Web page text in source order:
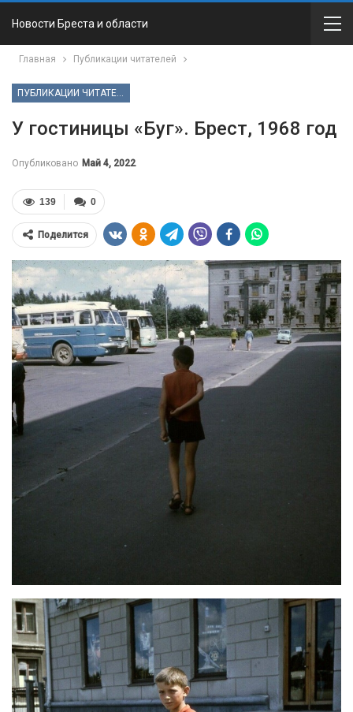
Новости Бреста и области
Главная Публикации читателей
ПУБЛИКАЦИИ ЧИТАТЕЛЕЙ
У гостиницы «Буг». Брест, 1968 год
Опубликовано Май 4, 2022
0
139
Поделится